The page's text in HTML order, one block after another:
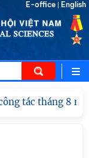
E-office English
tác tháng 8